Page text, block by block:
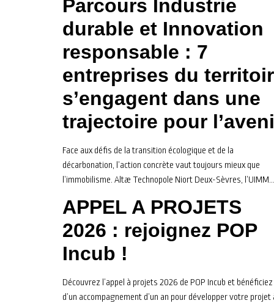
Parcours Industrie
durable et Innovation
responsable : 7
entreprises du
s’engagent dans une
trajectoire pour
Face aux défis de la transition écologique et de la
décarbonation, l’action concrète vaut toujours mieux que
l’immobilisme. Altæ Technopole Niort Deux-Sèvres, l’UIMM
Saison 2 du Parcours Industrie Durable et Innovation
Responsable. Retour sur quatre mois d’échanges, de
méthodologie et de co-développement au cœur de notre tissu
industriel local.
APPEL A PROJETS
2026 : rejoignez POP
Incub ! ​
Découvrez l’appel à projets 2026 de POP Incub et bénéficiez
d’un accompagnement d’un an pour développer votre projet